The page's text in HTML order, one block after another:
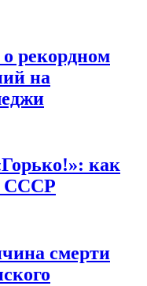
рекордном
на
как
СССР
смерти